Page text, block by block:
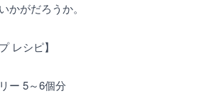
かがだろうか。
レシピ】
ー 5～6個分